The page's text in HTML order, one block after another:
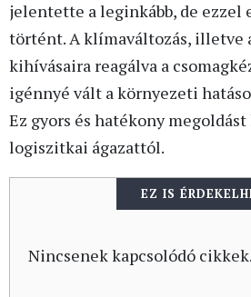
jelentette a leginkább, de ezzel
történt. A klímaváltozás, illetve
kihívásaira reagálva a
igénnyé vált a környezeti
Ez gyors és hatékony
logiszitkai ágazattól.
EZ IS
Nincsenek kapcsolódó cikkek.